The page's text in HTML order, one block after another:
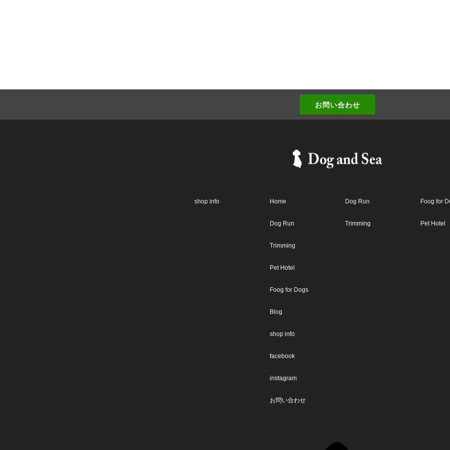
お問い合わせ
shop info Home
Dog Run
Trimming
Pet Hotel
Foog for Dogs
Blog
shop info
facebook
instagram
お問い合わせ
Dog Run
Trimming
Foog for
Pet Hotel